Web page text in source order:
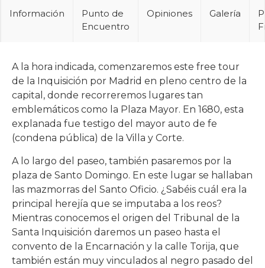
Información
Punto de
Encuentro
Opiniones Galería
A la hora indicada, comenzaremos este free tour
de la Inquisición por Madrid en pleno centro de la
capital, donde recorreremos lugares tan
emblemáticos como la Plaza Mayor. En 1680, esta
explanada fue testigo del mayor auto de fe
(condena pública) de la Villa y Corte.
A lo largo del paseo, también pasaremos por la
plaza de Santo Domingo. En este lugar se hallaban
las mazmorras del Santo Oficio. ¿Sabéis cuál era la
principal herejía que se imputaba a los reos?
Mientras conocemos el origen del Tribunal de la
Santa Inquisición daremos un paseo hasta el
convento de la Encarnación y la calle Torija, que
también están muy vinculados al negro pasado del